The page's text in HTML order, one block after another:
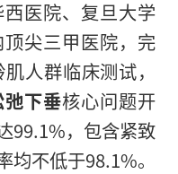
医院、复旦大学
尖三甲医院，完
人群临床测试，
下垂核心问题开
99.1%，包含紧致
不低于98.1%。